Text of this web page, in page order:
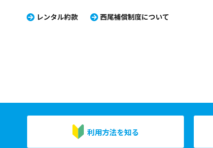
レンタル約款 西尾補償制度について
利用方法を知る